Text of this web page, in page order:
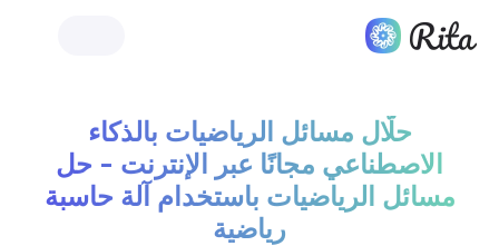
حلّال مسائل الرياضيات بالذكاء
الاصطناعي مجانًا عبر الإنترنت - حل
مسائل الرياضيات باستخدام آلة حاسبة
رياضية